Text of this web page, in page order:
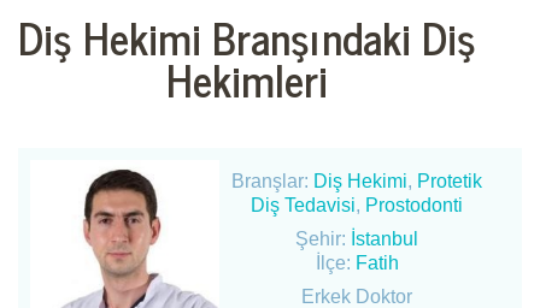
Diş Hekimi Branşındaki Diş
Hekimleri
Branşlar: Diş Hekimi, Protetik
Diş Tedavisi, Prostodonti
Şehir: İstanbul
İlçe: Fatih
Erkek Doktor